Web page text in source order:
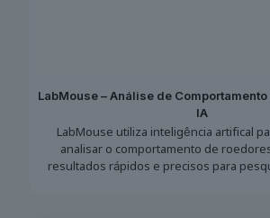
LabMouse – Análise de
IA
LabMouse utiliza inteligência artifical
analisar o comportamento de
resultados rápidos e precisos para